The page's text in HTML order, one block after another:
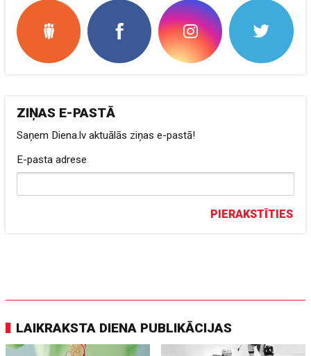
ZIŅAS E-PASTĀ
Saņem Diena.lv aktuālās ziņas e-pastā!
E-pasta adrese
PIERAKSTĪTIES
LAIKRAKSTA DIENA PUBLIKĀCIJAS